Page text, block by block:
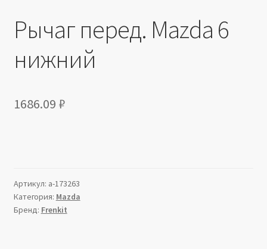
Рычаг перед. Mazda 6
нижний
1686.09 ₽
Артикул: a-173263
Категория: Mazda
Бренд: Frenkit